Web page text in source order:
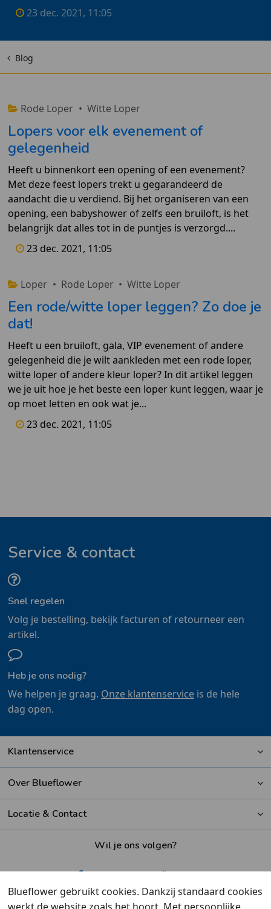
23 dec. 2021, 11:05
Blog
Rode Loper • Witte Loper
Lopers voor elk evenement of
gelegenheid
Heeft u binnenkort een opening of een evenement?
Met deze feest lopers trekt u gegarandeerd de
aandacht die u verdiend. Bij het organiseren van een
opening, een babyshower of zelfs een bruiloft, is het
belangrijk dat alles tot in de puntjes is verzorgd....
23 dec. 2021, 11:05
Loper • Rode Loper • Witte Loper
Een rode/witte loper leggen? Zo doe je
dat!
Heeft u een bruiloft, gala, VIP evenement of andere
gelegenheid die je wilt aankleden met een rode loper,
witte loper of andere kleur loper? In dit artikel leggen
we je uit hoe je het beste een loper kunt leggen, waar je
op moet letten en ook wat je...
23 dec. 2021, 11:05
Service & contact
Snel regelen
Volg je bestelling, bekijk facturen of retourneer een
artikel.
Heb je ons nodig?
We helpen je graag. Onze klantenserviceis de hele
dag open.
Klantenservice
Over Blueflower
Locatie & Contact
Wil je ons volgen?
Blueflower gebruikt cookies. Dankzij standaard cookies